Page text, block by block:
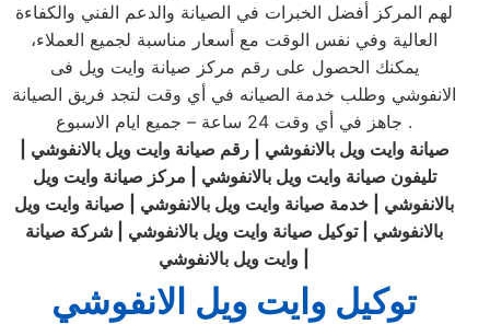
لهم المركز أفضل الخبرات في الصيانة والدعم الفني والكفاءة
العالية وفي نفس الوقت مع أسعار مناسبة لجميع العملاء،
يمكنك الحصول على رقم مركز صيانة وايت ويل فى
الانفوشي وطلب خدمة الصيانه في أي وقت لتجد فريق الصيانة
جاهز في أي وقت 24 ساعة – جميع ايام الاسبوع .
صيانة وايت ويل بالانفوشي | رقم صيانة وايت ويل بالانفوشي |
تليفون صيانة وايت ويل بالانفوشي | مركز صيانة وايت ويل
بالانفوشي | خدمة صيانة وايت ويل بالانفوشي | صيانة وايت ويل
بالانفوشي | توكيل صيانة وايت ويل بالانفوشي
شركة صيانة
توكيل وايت ويل الانفوشي